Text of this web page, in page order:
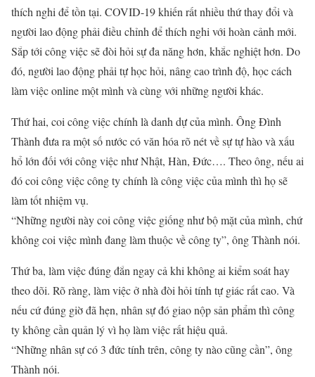
thích nghi để tồn tại. COVID-19 khiến rất nhiều thứ thay đổi và
người lao động phải điều chỉnh để thích nghi với hoàn cảnh mới.
Sắp tới công việc sẽ đòi hỏi sự đa năng hơn, khắc nghiệt hơn. Do
đó, người lao động phải tự học hỏi, nâng cao trình độ, học cách
làm việc online một mình và cùng với những người khác.
Thứ hai, coi công việc chính là danh dự của mình. Ông Đình
Thành đưa ra một số nước có văn hóa rõ nét về sự tự hào và xấu
hổ lớn đối với công việc như Nhật, Hàn, Đức…. Theo ông, nếu ai
đó coi công việc công ty chính là công việc của mình thì họ sẽ
làm tốt nhiệm vụ.
“Những người này coi công việc giống như bộ mặt của mình, chứ
không coi việc mình đang làm thuộc về công ty”, ông Thành nói.
Thứ ba, làm việc đúng đắn ngay cả khi không ai kiểm soát hay
theo dõi. Rõ ràng, làm việc ở nhà đòi hỏi tính tự giác rất cao. Và
nếu cứ đúng giờ đã hẹn, nhân sự đó giao nộp sản phẩm thì công
ty không cần quản lý vì họ làm việc rất hiệu quả.
“Những nhân sự có 3 đức tính trên, công ty nào cũng cần”, ông
Thành nói.